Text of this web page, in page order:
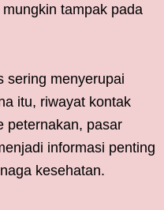
tampak pada
sering menyerupai
itu, riwayat kontak
peternakan, pasar
informasi penting
kesehatan.